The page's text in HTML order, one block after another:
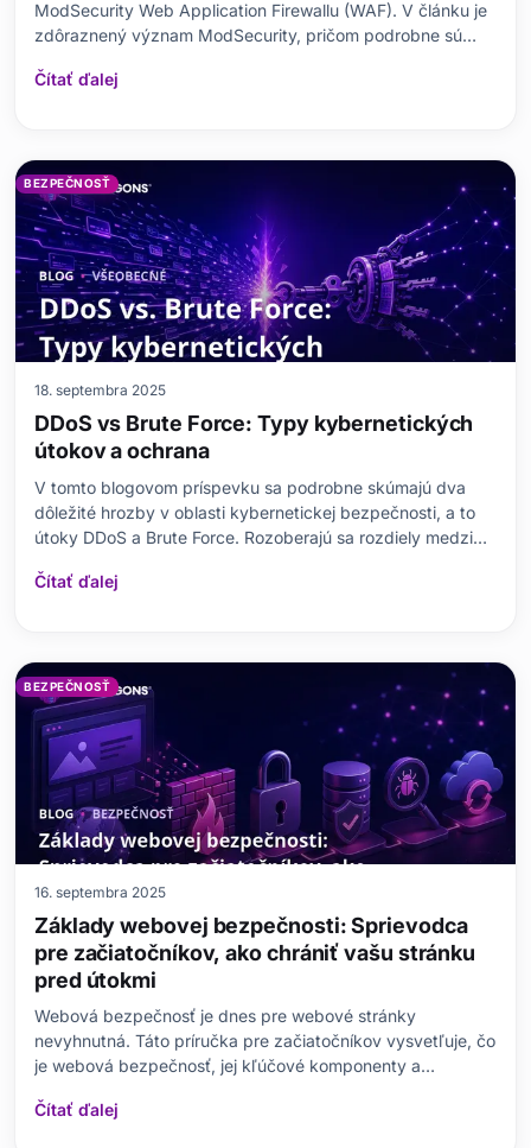
ModSecurity Web Application Firewallu (WAF). V článku je
zdôraznený význam ModSecurity, pričom podrobne sú
bežné chyby. Okrem toho sú vysvetlené rozdiely medzi
Čítať ďalej
BEZPEČNOSŤ
18. septembra 2025
DDoS vs Brute Force: Typy kybernetických
útokov a ochrana
V tomto blogovom príspevku sa podrobne skúmajú dva
dôležité hrozby v oblasti kybernetickej bezpečnosti, a to
útoky DDoS a Brute Force. Rozoberajú sa rozdiely medzi
ochrany. Vysvetľuje sa, čo je to útok DDoS, jeho
Čítať ďalej
BEZPEČNOSŤ
16. septembra 2025
Základy webovej bezpečnosti: Sprievodca
pre začiatočníkov, ako chrániť vašu stránku
pred útokmi
Webová bezpečnosť je dnes pre webové stránky
nevyhnutná. Táto príručka pre začiatočníkov vysvetľuje, čo
je webová bezpečnosť, jej kľúčové komponenty a
podrobne popisuje kroky, ktoré musíte podniknúť na
Čítať ďalej